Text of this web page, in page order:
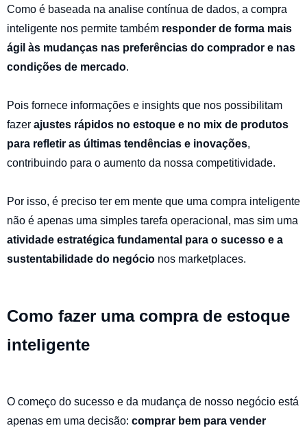
Como é baseada na analise contínua de dados, a compra
inteligente nos permite também responder de forma mais
ágil às mudanças nas preferências do comprador e nas
condições de mercado.
Pois fornece informações e insights que nos possibilitam
fazer ajustes rápidos no estoque e no mix de produtos
para refletir as últimas tendências e inovações,
contribuindo para o aumento da nossa competitividade.
Por isso, é preciso ter em mente que uma compra inteligente
não é apenas uma simples tarefa operacional, mas sim uma
atividade estratégica fundamental para o sucesso e a
sustentabilidade do negócio nos marketplaces.
Como fazer uma compra de estoque
inteligente
O começo do sucesso e da mudança de nosso negócio está
apenas em uma decisão: comprar bem para vender